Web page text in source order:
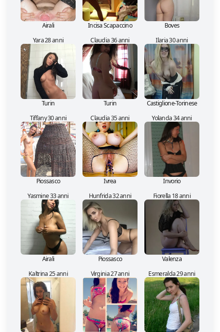
Airali Incisa Scapaccino
Boves
Yara 28 anni
Turin
Claudia 36 anni
Turin
Ilaria 30 anni
Castiglione-Torinese
Tiffany 30 anni
Piossasco
Claudia 35 anni
Ivrea
Yolanda 34 anni
Invorio
Yasmine 33 anni
Airali
Hunfrida 32 anni
Piossasco
Fiorella 18 anni
Valenza
Kaltrina 25 anni
Virginia 27 anni Esmeralda 29 anni